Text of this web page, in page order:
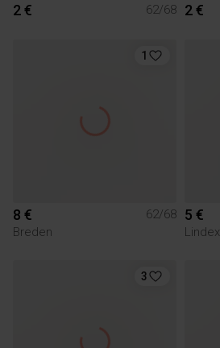
2 € 62/68 2 €
1
8 €
62/68
Breden
5 €
Lindex
3